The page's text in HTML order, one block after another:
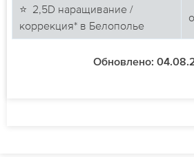
⭐ 2,5D наращивание /
коррекция* в Белополье
Обновлено: